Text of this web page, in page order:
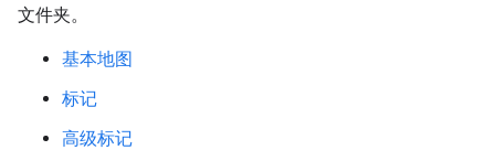
文件夹。
基本地图
标记
高级标记